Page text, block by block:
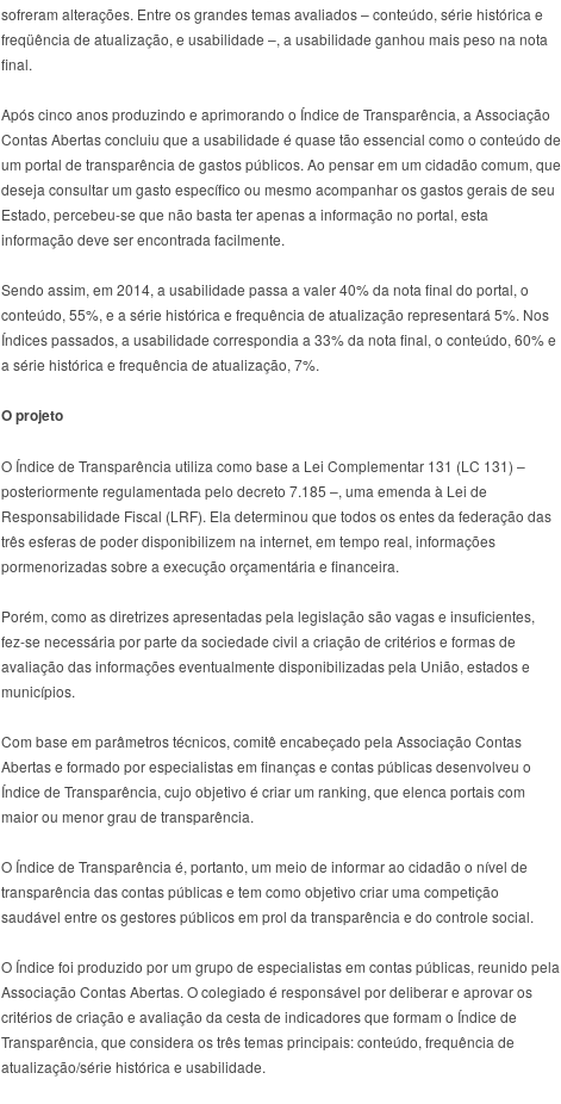
sofreram alterações. Entre os grandes temas avaliados – conteúdo, série histórica e
freqüência de atualização, e usabilidade –, a usabilidade ganhou mais peso na nota
final.
Após cinco anos produzindo e aprimorando o Índice de Transparência, a Associação
Contas Abertas concluiu que a usabilidade é quase tão essencial como o conteúdo de
um portal de transparência de gastos públicos. Ao pensar em um cidadão comum, que
deseja consultar um gasto específico ou mesmo acompanhar os gastos gerais de seu
Estado, percebeu-se que não basta ter apenas a informação no portal, esta
informação deve ser encontrada facilmente.
Sendo assim, em 2014, a usabilidade passa a valer 40% da nota final do portal, o
conteúdo, 55%, e a série histórica e frequência de atualização representará 5%. Nos
Índices passados, a usabilidade correspondia a 33% da nota final, o conteúdo, 60% e
a série histórica e frequência de atualização, 7%.
O projeto
O Índice de Transparência utiliza como base a Lei Complementar 131 (LC 131) –
posteriormente regulamentada pelo decreto 7.185 –, uma emenda à Lei de
Responsabilidade Fiscal (LRF). Ela determinou que todos os entes da federação das
três esferas de poder disponibilizem na internet, em tempo real, informações
pormenorizadas sobre a execução orçamentária e financeira.
Porém, como as diretrizes apresentadas pela legislação são vagas e insuficientes,
fez-se necessária por parte da sociedade civil a criação de critérios e formas de
avaliação das informações eventualmente disponibilizadas pela União, estados e
municípios.
Com base em parâmetros técnicos, comitê encabeçado pela Associação Contas
Abertas e formado por especialistas em finanças e contas públicas desenvolveu o
Índice de Transparência, cujo objetivo é criar um ranking, que elenca portais com
maior ou menor grau de transparência.
O Índice de Transparência é, portanto, um meio de informar ao cidadão o nível de
transparência das contas públicas e tem como objetivo criar uma competição
saudável entre os gestores públicos em prol da transparência e do controle social.
O Índice foi produzido por um grupo de especialistas em contas públicas, reunido pela
Associação Contas Abertas. O colegiado é responsável por deliberar e aprovar os
critérios de criação e avaliação da cesta de indicadores que formam o Índice de
Transparência, que considera os três temas principais: conteúdo, frequência de
atualização/série histórica e usabilidade.